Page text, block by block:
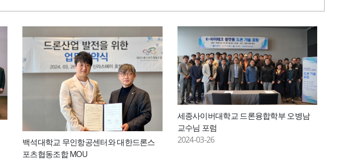
백석대학교 무인항공센터와 대한드론스
포츠협동조합 MOU
세종사이버대학교 드론융합학부 오병남
교수님 포럼
2024-03-26